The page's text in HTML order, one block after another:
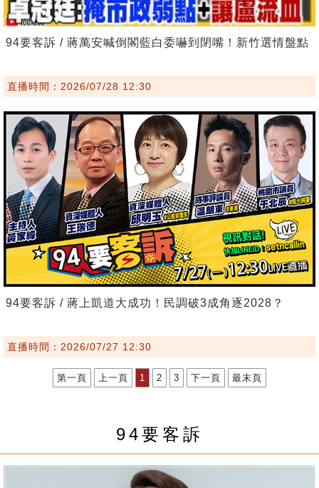
94要客訴 / 蔣萬安喊倒閣藍白委嚇到閉嘴！新竹選情盤點
直播時間：2026/07/28 12:30
94要客訴 / 蔣上凱道大成功！民調破3成角逐2028？
直播時間：2026/07/27 12:30
第一頁 上一頁 1 2 3 下一頁 最末頁
94要客訴